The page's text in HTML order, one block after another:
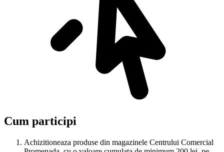
Cum participi
Achizitioneaza produse din magazinele Centrului Comercial